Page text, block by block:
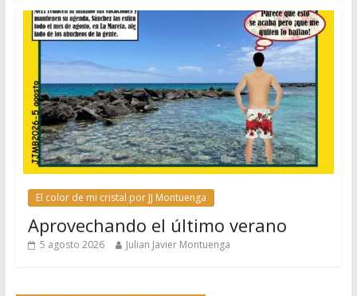
El color de mi cristal por JJ Montuenga
Aprovechando el último verano
5 agosto 2026 Julian Javier Montuenga